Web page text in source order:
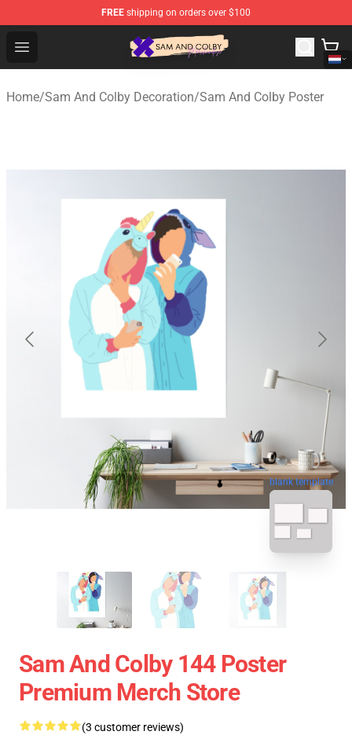
FREE shipping on orders over $100
Open menu
Sam And Colby Shop - Official Sam And Colby
Home/Sam And Colby Decoration/Sam And Colby Poster
blank template
Sam And Colby 144 Poster
Premium Merch Store
(3 customer reviews)